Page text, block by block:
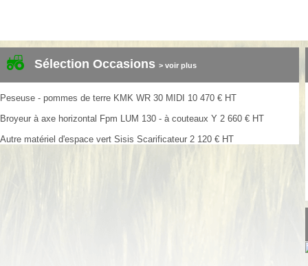
Sélection Occasions > voir plus
Peseuse - pommes de terre KMK WR 30 MIDI 10 470 € HT
Broyeur à axe horizontal Fpm LUM 130 - à couteaux Y 2 660 € HT
Autre matériel d'espace vert Sisis Scarificateur 2 120 € HT